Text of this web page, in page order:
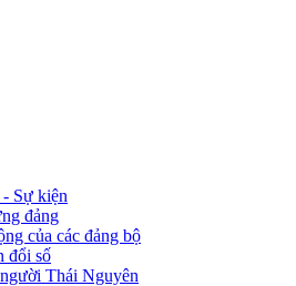
Sự kiện
đảng
của các đảng bộ
đổi số
Thái Nguyên